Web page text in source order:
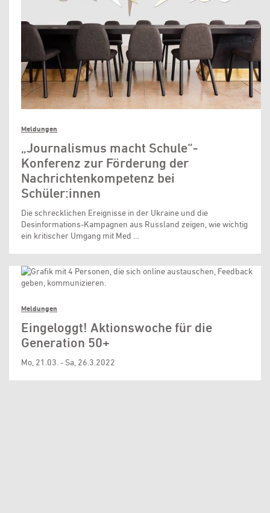
Meldungen
„Journalismus macht Schule“-
Konferenz zur Förderung der
Nachrichtenkompetenz bei
Schüler:innen
Die schrecklichen Ereignisse in der Ukraine und die
Desinformations-Kampagnen aus Russland zeigen, wie wichtig
ein kritischer Umgang mit Med …
Meldungen
Eingeloggt! Aktionswoche für die
Generation 50+
Mo, 21.03. - Sa, 26.3.2022